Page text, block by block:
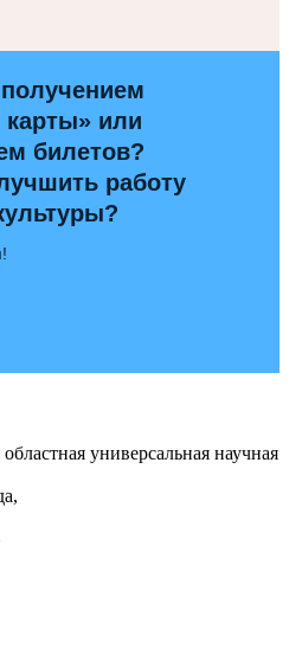
или
билетов?
работу
универсальная научная